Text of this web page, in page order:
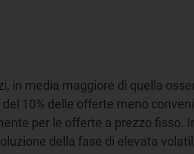
in media maggiore di quella
10% delle offerte meno
per le offerte a prezzo fisso.
della fase di elevata